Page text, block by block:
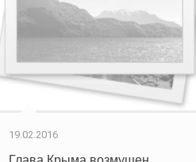
19.02.2016